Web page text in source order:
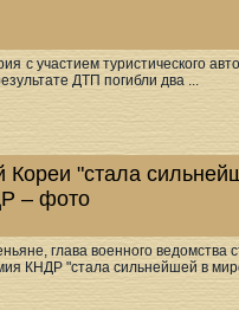
с участием туристического
ДТП погибли два ...
"стала
– фото
глава военного
КНДР "стала сильнейшей в